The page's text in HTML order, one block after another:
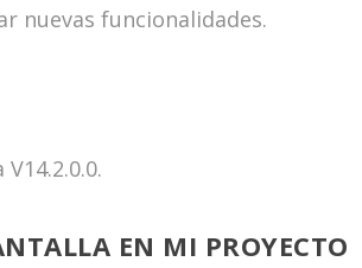
nuevas funcionalidades.
EN MI PROYECTO